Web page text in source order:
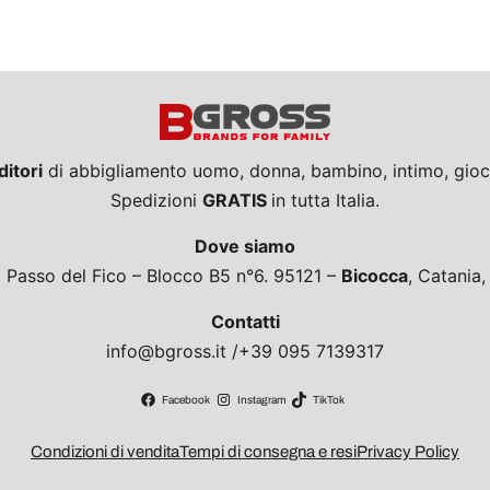
di abbigliamento uomo, donna, bambino, intimo,
Spedizioni GRATIS in tutta Italia.
Dove siamo
Passo del Fico – Blocco B5 n°6. 95121 – Bicocca,
Contatti
info@bgross.it /+39 095 7139317
Facebook Instagram TikTok
Condizioni di venditaTempi di consegna e resiPrivacy Policy